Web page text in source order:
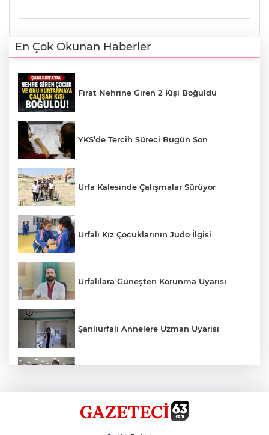
En Çok Okunan Haberler
Fırat Nehrine Giren 2 Kişi Boğuldu
YKS’de Tercih Süreci Bugün Son
Urfa Kalesinde Çalışmalar Sürüyor
Urfalı Kız Çocuklarının Judo İlgisi
Urfalılara Güneşten Korunma Uyarısı
Şanlıurfalı Annelere Uzman Uyarısı
Zincirleme Kazada 7 Kişi Yaralandı